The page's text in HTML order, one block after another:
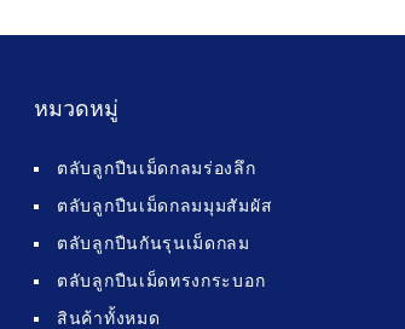
หมวดหมู่
ตลับลูกปืนเม็ดกลมร่องลึก
ตลับลูกปืนเม็ดกลมมุมสัมผัส
ตลับลูกปืนกันรุนเม็ดกลม
ตลับลูกปืนเม็ดทรงกระบอก
สินค้าทั้งหมด